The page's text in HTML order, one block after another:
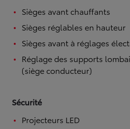
Sièges avant chauffants
Sièges réglables en hauteur
Sièges avant à réglages
Réglage des supports
(siège conducteur)
Sécurité
Projecteurs LED